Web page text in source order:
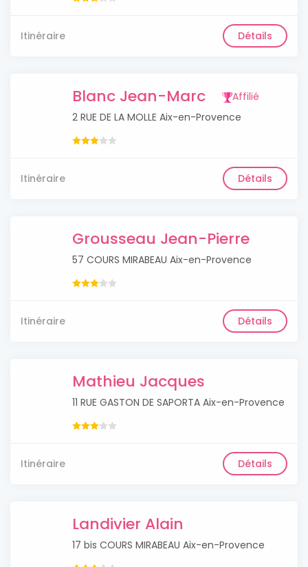
Itinéraire Détails
Blanc Jean-Marc
Affilié
2 RUE DE LA MOLLE Aix-en-Provence
Itinéraire Détails
Grousseau Jean-Pierre
57 COURS MIRABEAU Aix-en-Provence
Itinéraire Détails
Mathieu Jacques
11 RUE GASTON DE SAPORTA Aix-en-Provence
Itinéraire Détails
Landivier Alain
17 bis COURS MIRABEAU Aix-en-Provence